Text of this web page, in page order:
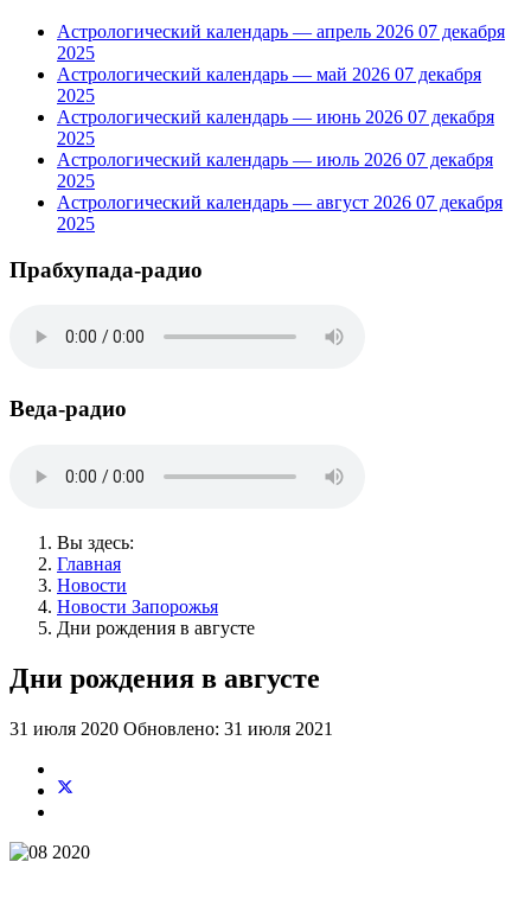
Астрологический календарь — апрель 2026 07 декабря
2025
Астрологический календарь — май 2026 07 декабря
2025
Астрологический календарь — июнь 2026 07 декабря
2025
Астрологический календарь — июль 2026 07 декабря
2025
Астрологический календарь — август 2026 07 декабря
2025
Прабхупада-радио
Веда-радио
Вы здесь:
Главная
Новости
Новости Запорожья
Дни рождения в августе
Дни рождения в августе
31 июля 2020 Обновлено: 31 июля 2021